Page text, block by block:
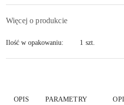
Więcej o produkcie
Ilość w opakowaniu: 1 szt.
OPIS PARAMETRY